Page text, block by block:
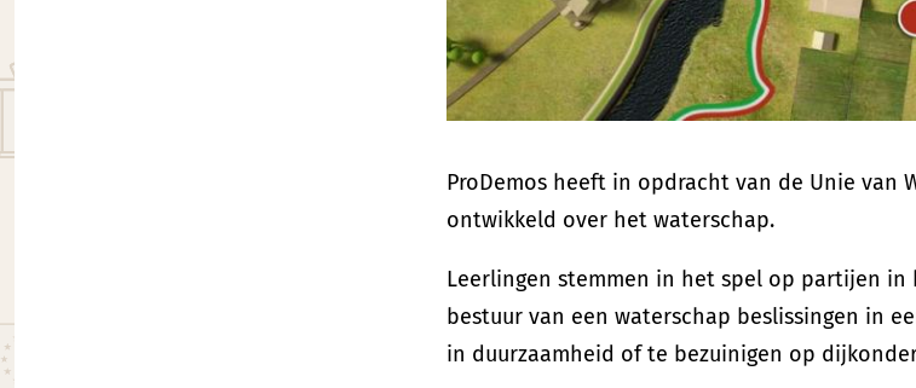
ProDemos heeft in opdracht van de Unie van
ontwikkeld over het waterschap.
Leerlingen stemmen in het spel op partijen in
bestuur van een waterschap beslissingen in
in duurzaamheid of te bezuinigen op